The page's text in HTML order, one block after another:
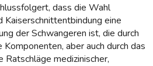
dass die Wahl
Kaiserschnittentbindung eine
der Schwangeren ist, die durch
aber auch durch das
Ratschläge medizinischer,